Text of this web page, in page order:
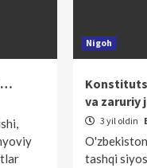
Nigoh
va zaruriy
3 yil oldin
tashqi